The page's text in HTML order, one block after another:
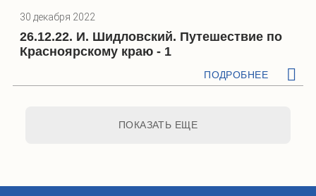
30 декабря 2022
26.12.22. И. Шидловский. Путешествие по
Красноярскому краю - 1
ПОДРОБНЕЕ
ПОКАЗАТЬ ЕЩЕ